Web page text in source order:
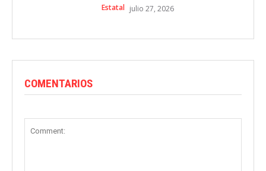
Estatal julio 27, 2026
COMENTARIOS